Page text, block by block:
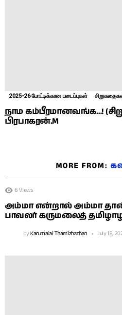
2025-26 போட்டிக்கான படைப்புகள்
நாம கம்பீரமானவங்க…!
பிரபாகரன்.M
MORE FROM:
6 Views
அம்மா என்றால் அம்மா தான்
பாவலர் கருமலைத்
byKarumalai Thamizhazhan July 18,